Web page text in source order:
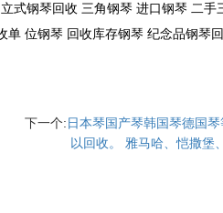
式钢琴回收 三角钢琴 进口钢琴 二手
位钢琴 回收库存钢琴 纪念品钢琴
下一个:日本琴国产琴韩国琴德国
以回收。 雅马哈、恺撒堡